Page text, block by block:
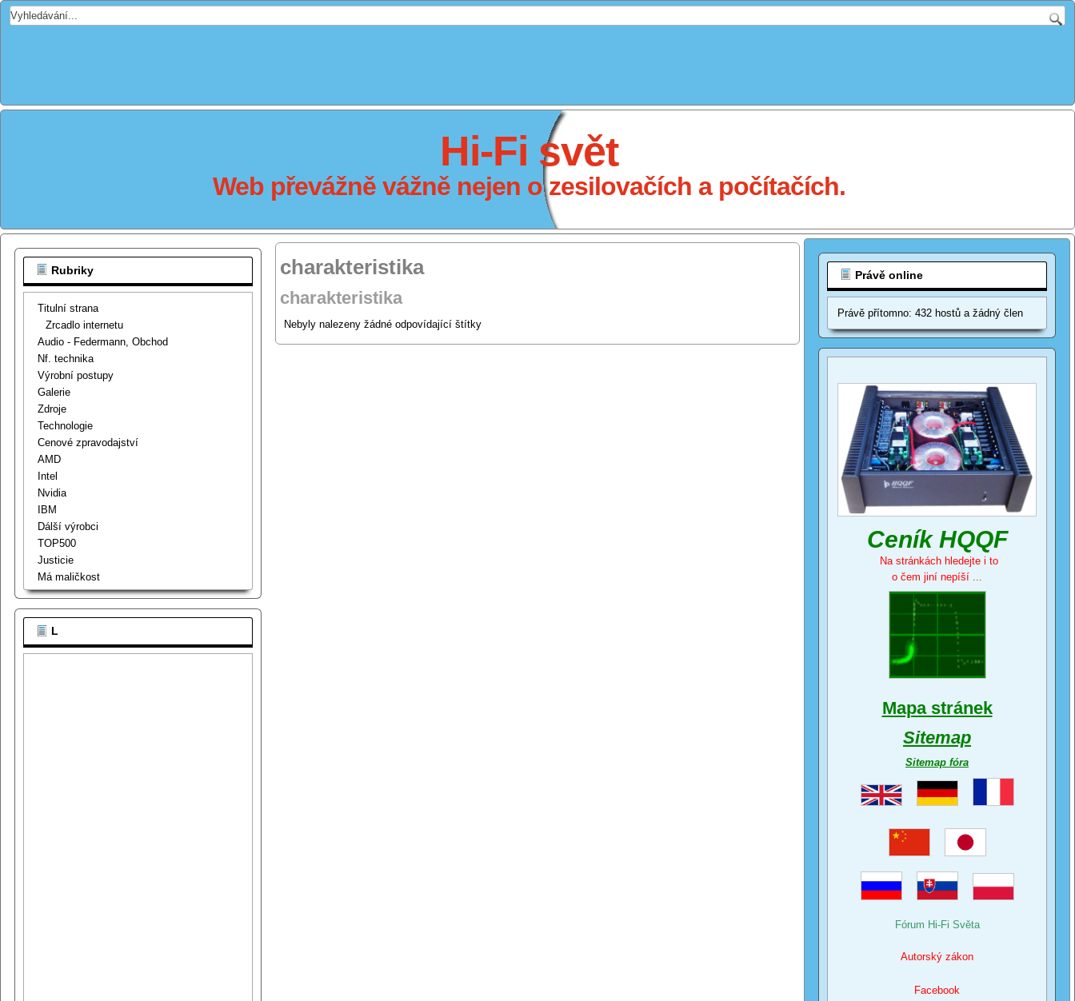
Hi-Fi svět
Web převážně vážně nejen o zesilovačích a počítačích.
Rubriky
Titulní strana
Zrcadlo internetu
Audio - Federmann, Obchod
Nf. technika
Výrobní postupy
Galerie
Zdroje
Technologie
Cenové zpravodajství
AMD
Intel
Nvidia
IBM
Dálší výrobci
TOP500
Justicie
Má maličkost
L
charakteristika
charakteristika
Nebyly nalezeny žádné odpovídající štítky
Právě online
Právě přítomno: 432 hostů a žádný člen
Ceník HQQF
Na stránkách hledejte i to
o čem jiní nepíší ...
Mapa stránek
Sitemap
Sitemap fóra
Fórum Hi-Fi Světa
Autorský zákon
Facebook